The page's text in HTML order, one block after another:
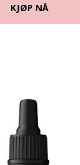
KJØP NÅ